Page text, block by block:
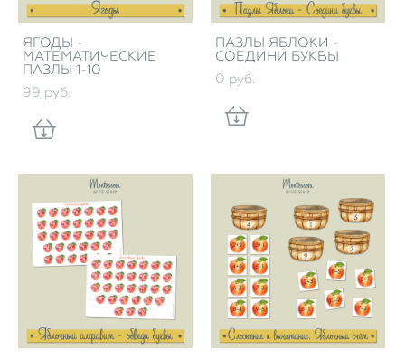
ЯГОДЫ -
МАТЕМАТИЧЕСКИЕ
ПАЗЛЫ 1-10
99 pуб.
ПАЗЛЫ ЯБЛОКИ -
СОЕДИНИ БУКВЫ
0 pуб.